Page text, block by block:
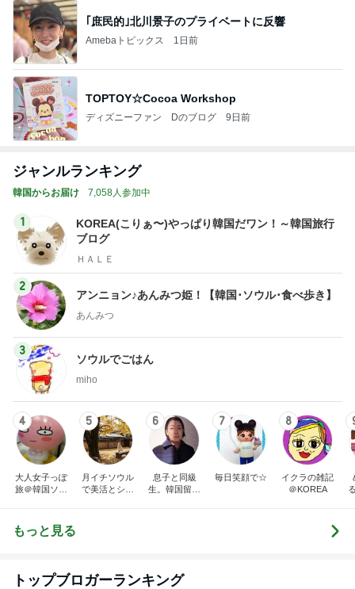
｢庶民的｣北川景子のプライベートに反響
Amebaトピックス 1日前
TOPTOY☆Cocoa Workshop
ディズニーファン Dのブログ 9日前
ジャンルランキング
韓国からお届け 7,058人参加中
1
KOREA(こりぁ〜)やっぱり韓国だワン！～韓国旅行
ブログ
ＨＡＬＥ
2
アンニョン♪あんみつ姫！【韓国･ソウル･食べ歩き】
あんみつ
3
ソウルでごはん
miho
4
大人女子っぽ
旅＠韓国ソウ
5
月イチソウル
で美活とショ
6
息子と同級
生。韓国留学
7
毎日笑顔で☆
8
イクラの雑記
＠KOREA
もっと見る
トップブロガーランキング